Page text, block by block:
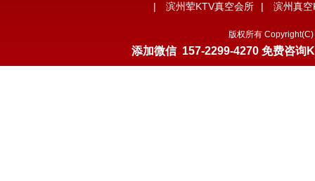
| 滨州荤KTV真空会所 | 滨州真
版权所有
添加微信 157-2299-4270免费咨询